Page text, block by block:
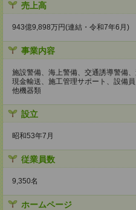
売上高
943億9,898万円(連結・令和7年6月)
事業内容
施設警備、海上警備、交通誘導警備
現金輸送、施工管理サポート、設備
他機器類
設立
昭和53年7月
従業員数
9,350名
ホームページ